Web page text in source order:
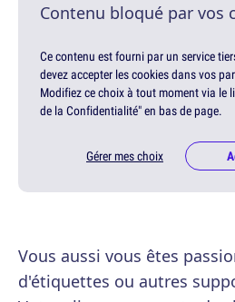
Contenu bloqué par vos
Ce contenu est fourni par un service
devez accepter les cookies dans vos
Modifiez ce choix à tout moment via le
de la Confidentialité" en bas de page.
Gérer mes choix
Vous aussi vous êtes
d'étiquettes ou autres